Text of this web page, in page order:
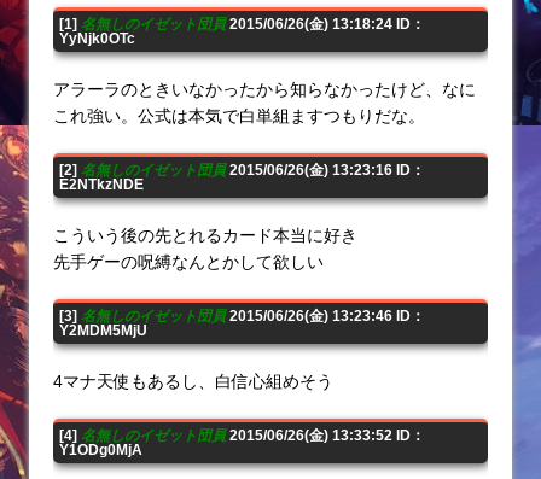
[1] 名無しのイゼット団員2015/06/26(金) 13:18:24 ID：
YyNjk0OTc
アラーラのときいなかったから知らなかったけど、なに
これ強い。公式は本気で白単組ますつもりだな。
[2] 名無しのイゼット団員2015/06/26(金) 13:23:16 ID：
E2NTkzNDE
こういう後の先とれるカード本当に好き
先手ゲーの呪縛なんとかして欲しい
[3] 名無しのイゼット団員2015/06/26(金) 13:23:46 ID：
Y2MDM5MjU
4マナ天使もあるし、白信心組めそう
[4] 名無しのイゼット団員2015/06/26(金) 13:33:52 ID：
Y1ODg0MjA